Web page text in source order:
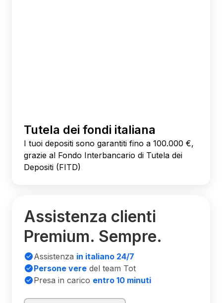
Tutela dei fondi italiana
I tuoi depositi sono garantiti fino a 100.000 €,
grazie al Fondo Interbancario di Tutela dei
Depositi (FITD)
Assistenza clienti
Premium. Sempre.
Assistenza in italiano 24/7
Persone vere del team Tot
Presa in carico entro 10 minuti